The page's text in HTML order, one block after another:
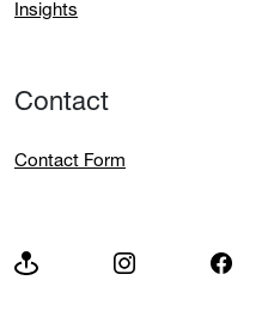
Insights
Contact
Contact Form